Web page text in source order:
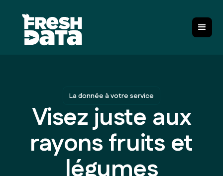
La donnée à votre service
Visez juste aux
rayons fruits et